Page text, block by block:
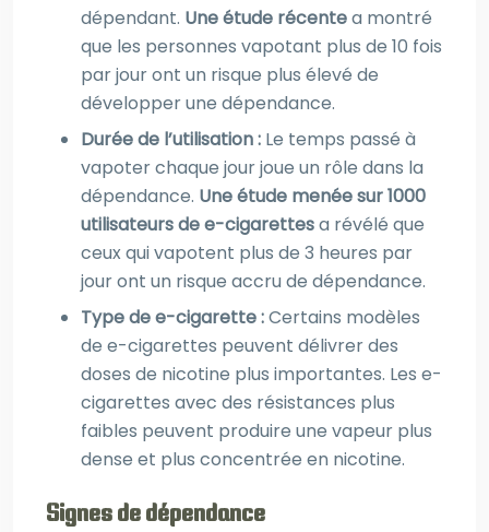
dépendant. Une étude récentea montré
que les personnes vapotant plus de 10 fois
par jour ont un risque plus élevé de
développer une dépendance.
Durée de l’utilisation : Le temps passé à
vapoter chaque jour joue un rôle dans la
dépendance. Une étude menée sur 1000
utilisateurs de e-cigarettesa révélé que
ceux qui vapotent plus de 3 heures par
jour ont un risque accru de dépendance.
Type de e-cigarette :Certains modèles
de e-cigarettes peuvent délivrer des
doses de nicotine plus importantes. Les e-
cigarettes avec des résistances plus
faibles peuvent produire une vapeur plus
dense et plus concentrée en nicotine.
Signes de dépendance